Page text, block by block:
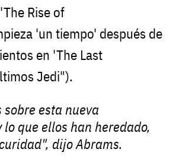
Rise of
'un tiempo' después de
en 'The Last
Jedi").
sobre esta nueva
lo que ellos han heredado,
dijo Abrams.